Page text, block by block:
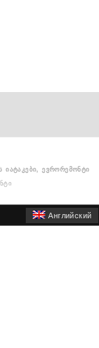
იატაკები, ევრორემონტი
Английский